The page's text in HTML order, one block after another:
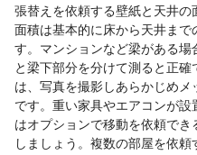
張替えを依頼する壁紙と天井の
面積は基本的に床から天井ま
す。マンションなど梁がある
と梁下部分を分けて測ると正
は、写真を撮影しあらかじめ
です。重い家具やエアコンが
はオプションで移動を依頼で
しましょう。複数の部屋を依